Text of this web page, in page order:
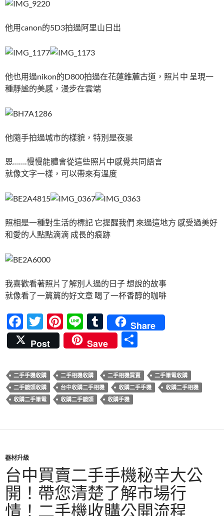
他用canon的5D3拍過阿里山日出
他也用過nikon的D800拍過在花蓮錐麓古道，照片中 呈現一
種靜謐的美感，漫步在雲端
他隨手拍過城市的樣貌，特別是夜景
恩…….慢慢能體會從這些照片中感覺共同語言
就像文字一樣，可以帶來有溫度
照相是一種對生活的標記 它提醒我們 來過這地方 感受過美好
和愛的人點點滴滴 成長的痕跡
我喜歡看著照片了解別人過的日子 想說的故事
就像看了一篇篇的好文章 喝了一杯香醇的咖啡
F
ac
e
b
o
o
T
w
itt
er
Pi
nt
er
es
t
Li
n
e
T
u
m
bl
r
Share
Post
Save
二手手機收購 二手相機收購 二手相機買賣
二手筆電收購
二手鏡頭收購
台中收購二手相機 收購二手手機
收購二手相機
收購二手筆電
收購二手鏡頭 收購手機
器材升級
台中買賣二手手機秘辛大公
開！帶您清楚了解市場行
情！二手機收購公開流程